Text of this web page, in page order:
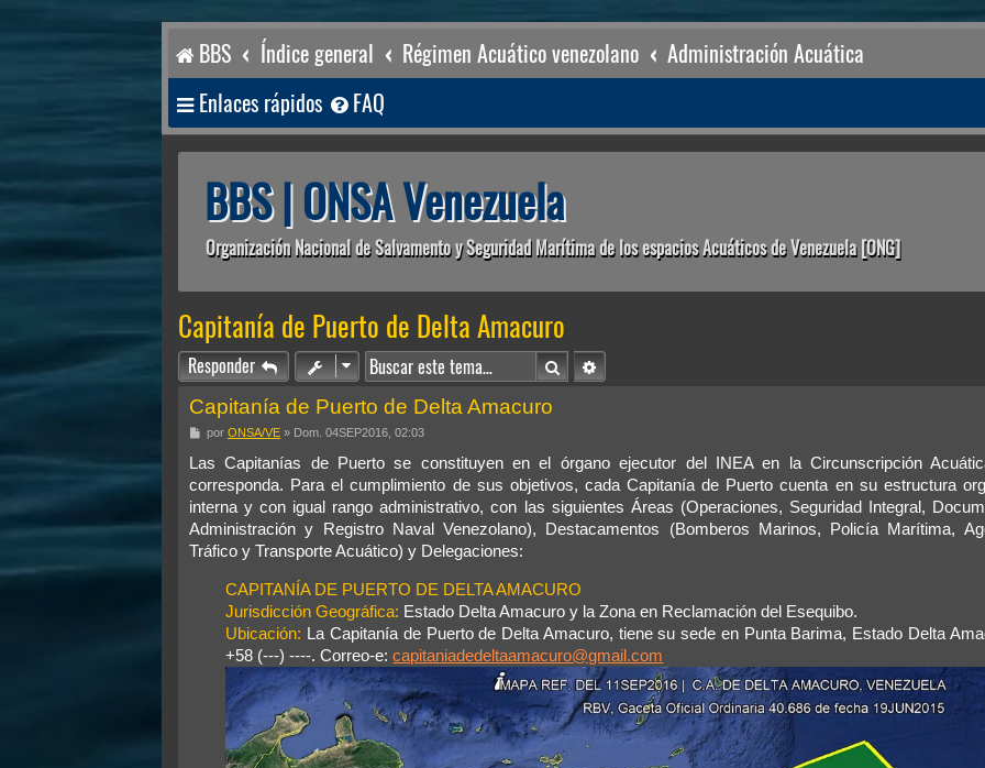
BBS Índice general Régimen Acuático venezolano Administración Acuática
Enlaces rápidos FAQ
BBS | ONSA Venezuela
Organización Nacional de Salvamento y Seguridad Marítima de los espacios Acuáticos de Venezuela [ONG]
Capitanía de Puerto de Delta Amacuro
Responder BuscarBúsqueda avanzada
Capitanía de Puerto de Delta Amacuro
M
n
a
j
e
por ONSA/VE» Dom. 04SEP2016, 02:03
Las Capitanías de Puerto se constituyen en el órgano ejecutor del INEA en la Circunscripción
corresponda. Para el cumplimiento de sus objetivos, cada Capitanía de Puerto cuenta en su estructura
interna y con igual rango administrativo, con las siguientes Áreas (Operaciones, Seguridad Integral,
Administración y Registro Naval Venezolano), Destacamentos (Bomberos Marinos, Policía Marítima,
Tráfico y Transporte Acuático) y Delegaciones:
CAPITANÍA DE PUERTO DE DELTA AMACURO
Jurisdicción Geográfica: Estado Delta Amacuro y la Zona en Reclamación del Esequibo.
Ubicación: La Capitanía de Puerto de Delta Amacuro, tiene su sede en Punta Barima, Estado Delta
+58 (---) ----. Correo-e:capitaniadedeltaamacuro@gmail.com